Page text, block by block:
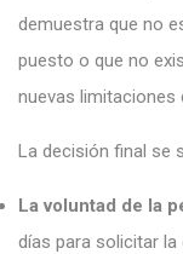
demuestra que no
puesto o que no
nuevas limitaciones
La decisión final se
La voluntad de la
días para solicitar la